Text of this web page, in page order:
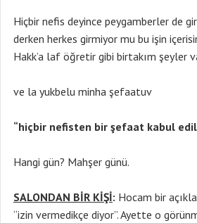
Hiçbir nefis deyince peygamberler de
derken herkes girmiyor mu bu işin
Hakk’a laf öğretir gibi birtakım şeyler
ve la yukbelu minha şefaatuv
“hiçbir nefisten bir şefaat kabul
Hangi gün? Mahşer günü.
SALONDAN BİR KİŞİ: Hocam bir
“izin vermedikçe diyor”. Ayette o